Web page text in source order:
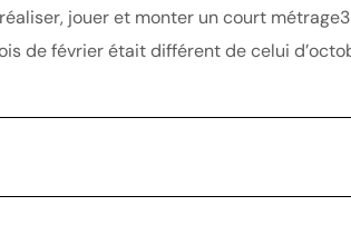
jouer et monter un court
de février était différent de celui